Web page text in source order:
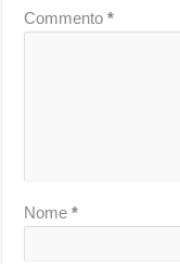
Commento*
Nome*